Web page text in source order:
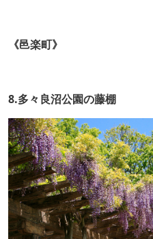
《邑楽町》
8.多々良沼公園の藤棚